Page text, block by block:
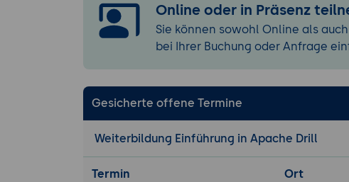
Verwendung von
Erstellung und
Skalierung von
Verwaltung von
Online oder in Präsenz
Sie können sowohl Online als
bei Ihrer Buchung oder Anfrage
Gesicherte offene Termine
Weiterbildung Einführung in Apache Drill
Termin Ort